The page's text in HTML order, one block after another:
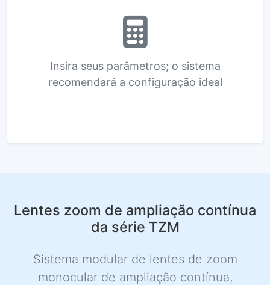
Insira seus parâmetros; o sistema
recomendará a configuração ideal
Lentes zoom de ampliação contínua
da série TZM
Sistema modular de lentes de zoom
monocular de ampliação contínua,